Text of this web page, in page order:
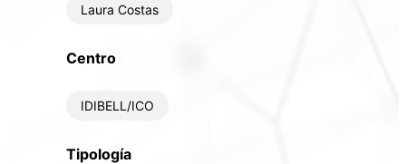
Laura Costas
Centro
IDIBELL/ICO
Tipología